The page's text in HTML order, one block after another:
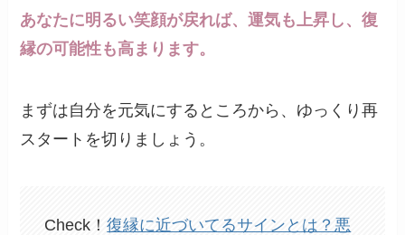
あなたに明るい笑顔が戻れば、運気も上昇し、復
縁の可能性も高まります。
まずは自分を元気にするところから、ゆっくり再
スタートを切りましょう。
Check！復縁に近づいてるサインとは？悪